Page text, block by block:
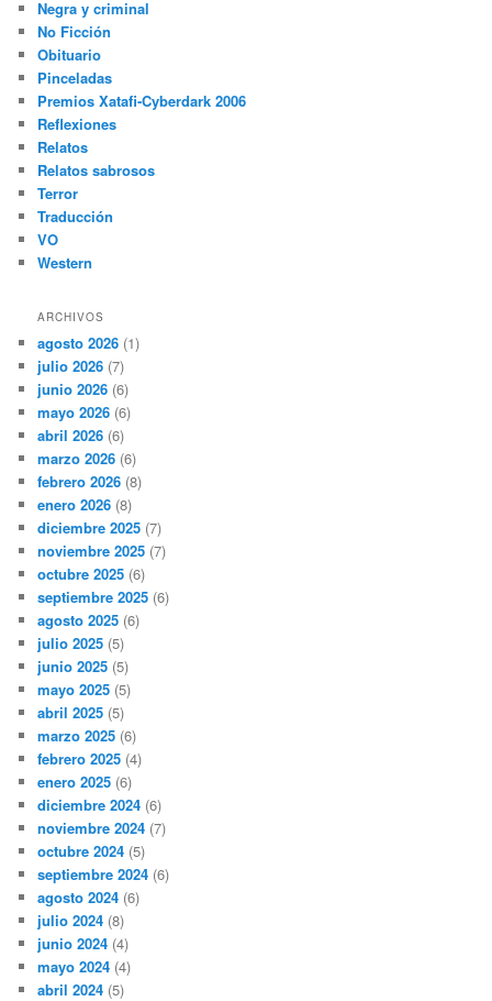
Negra y criminal
No Ficción
Obituario
Pinceladas
Premios Xatafi-Cyberdark 2006
Reflexiones
Relatos
Relatos sabrosos
Terror
Traducción
VO
Western
ARCHIVOS
agosto 2026 (1)
julio 2026 (7)
junio 2026 (6)
mayo 2026 (6)
abril 2026 (6)
marzo 2026 (6)
febrero 2026 (8)
enero 2026 (8)
diciembre 2025 (7)
noviembre 2025 (7)
octubre 2025 (6)
septiembre 2025 (6)
agosto 2025 (6)
julio 2025 (5)
junio 2025 (5)
mayo 2025 (5)
abril 2025 (5)
marzo 2025 (6)
febrero 2025 (4)
enero 2025 (6)
diciembre 2024 (6)
noviembre 2024 (7)
octubre 2024 (5)
septiembre 2024 (6)
agosto 2024 (6)
julio 2024 (8)
junio 2024 (4)
mayo 2024 (4)
abril 2024 (5)